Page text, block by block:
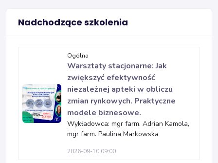
Nadchodzące szkolenia
Ogólna
Warsztaty stacjonarne: Jak
zwiększyć efektywność
niezależnej apteki w obliczu
zmian rynkowych. Praktyczne
modele biznesowe.
Wykładowca: mgr farm. Adrian Kamola,
mgr farm. Paulina Markowska
2026-09-10 09:00